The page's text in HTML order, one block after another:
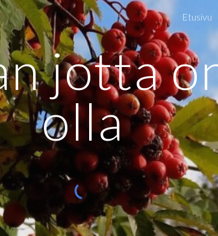
Skip toEtusivu
jotta
olla